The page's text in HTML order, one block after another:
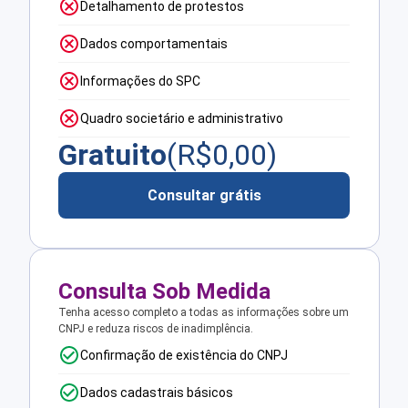
Detalhamento de protestos
Dados comportamentais
Informações do SPC
Quadro societário e administrativo
Gratuito(R$0,00)
Consultar grátis
Consulta Sob Medida
Tenha acesso completo a todas as informações sobre um
CNPJ e reduza riscos de inadimplência.
Confirmação de existência do CNPJ
Dados cadastrais básicos